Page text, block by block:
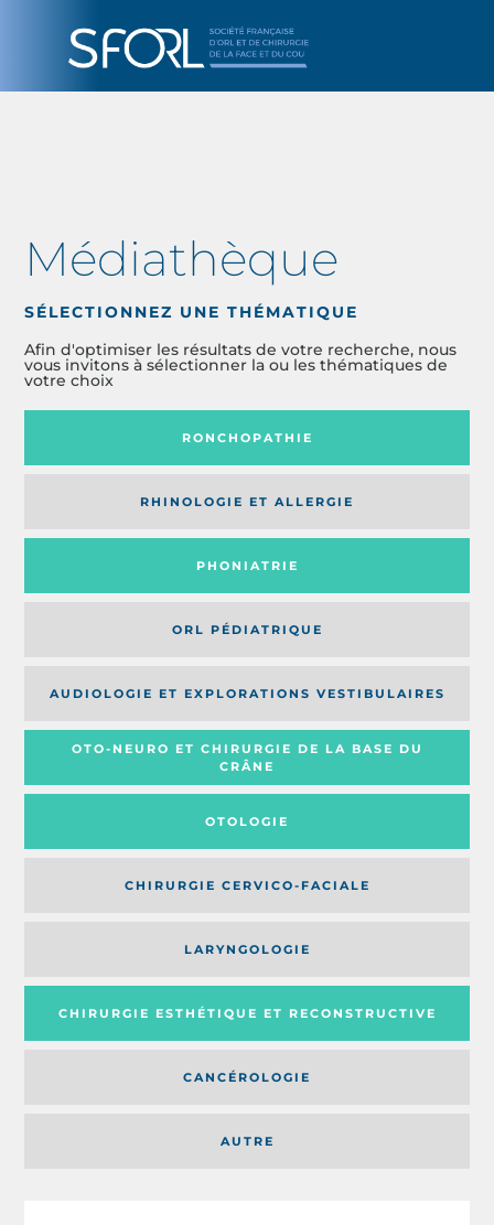
Médiathèque
SÉLECTIONNEZ UNE THÉMATIQUE
Afin d'optimiser les résultats de votre recherche, nous
vous invitons à sélectionner la ou les thématiques de
votre choix
RONCHOPATHIE
RHINOLOGIE ET ALLERGIE
PHONIATRIE
ORL PÉDIATRIQUE
AUDIOLOGIE ET EXPLORATIONS VESTIBULAIRES
OTO-NEURO ET CHIRURGIE DE LA BASE DU
CRÂNE
OTOLOGIE
CHIRURGIE CERVICO-FACIALE
AUTRE
LARYNGOLOGIE
CHIRURGIE ESTHÉTIQUE ET RECONSTRUCTIVE
CANCÉROLOGIE